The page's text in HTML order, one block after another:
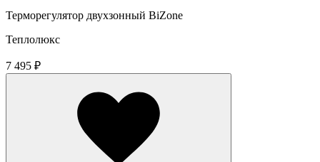
Терморегулятор двухзонный BiZone
Теплолюкс
7 495 ₽